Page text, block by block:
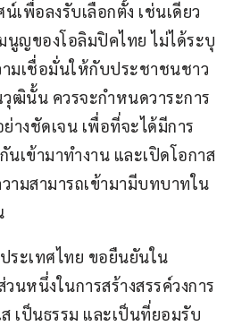
เพื่อลงรับเลือกตั้ง เช่นเดียว
นูญของโอลิมปิคไทย ไม่ได้ระบุ
ามเชื่อมั่นให้กับประชาชนชาว
ฒินั้น ควรจะกำหนดวาระการ
างชัดเจน เพื่อที่จะได้มีการ
เข้ามาทำงาน และเปิดโอกาส
มสามารถเข้ามามีบทบาทใน
ระเทศไทย ขอยืนยันใน
นหนึ่งในการสร้างสรรค์วงการ
เป็นธรรม และเป็นที่ยอมรับ